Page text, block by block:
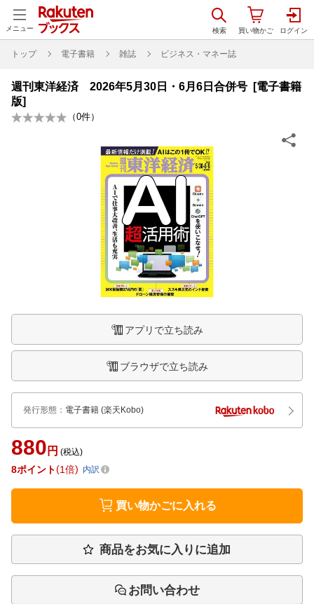
メニュー
トップ 電子書籍 雑誌 ビジネス・マネー誌
週刊東洋経済 2026年5月30日・6月6日合併号 [電子書籍
版]
（0件）
アプリで立ち読み
ブラウザで立ち読み
発行形態 ： 電子書籍 (楽天Kobo)
880 円 (税込)
8ポイント 1倍 内訳
買い物かごに入れる
商品をお気に入りに追加
お問い合わせ